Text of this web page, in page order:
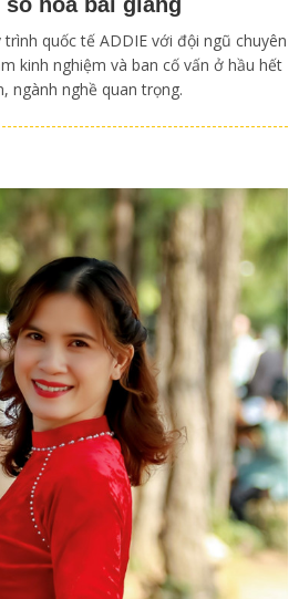
quốc tế ADDIE với đội ngũ chuyên
kinh nghiệm và ban cố vấn ở hầu hết
ngành nghề quan trọng.